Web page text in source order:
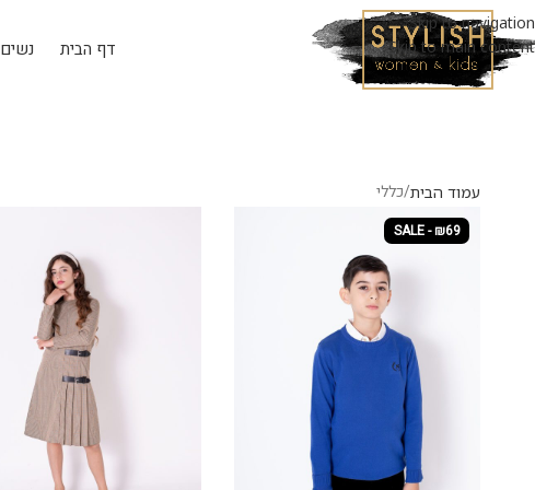
Skip to navigation
Skip to main content
דף הבית נשים
עמוד הבית כללי
SALE - ₪69